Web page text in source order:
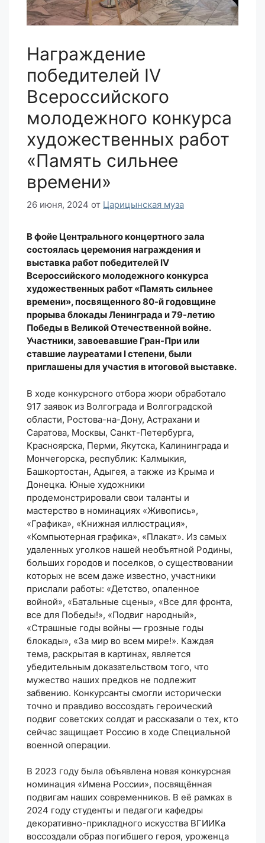
Награждение
победителей IV
Всероссийского
молодежного конкурса
художественных работ
«Память сильнее
времени»
26 июня, 2024 от Царицынская муза
В фойе Центрального концертного зала
состоялась церемония награждения и
выставка работ победителей IV
Всероссийского молодежного конкурса
художественных работ «Память сильнее
времени», посвященного 80-й годовщине
прорыва блокады Ленинграда и 79-летию
Победы в Великой Отечественной войне.
Участники, завоевавшие Гран-При или
ставшие лауреатами I степени, были
приглашены для участия в итоговой выставке.
В ходе конкурсного отбора жюри обработало
917 заявок из Волгограда и Волгоградской
области, Ростова-на-Дону, Астрахани и
Саратова, Москвы, Санкт-Петербурга,
Красноярска, Перми, Якутска, Калининграда и
Мончегорска, республик: Калмыкия,
Башкортостан, Адыгея, а также из Крыма и
Донецка. Юные художники
продемонстрировали свои таланты и
мастерство в номинациях «Живопись»,
«Графика», «Книжная иллюстрация»,
«Компьютерная графика», «Плакат». Из самых
удаленных уголков нашей необъятной Родины,
больших городов и поселков, о существовании
которых не всем даже известно, участники
прислали работы: «Детство, опаленное
войной», «Батальные сцены», «Все для фронта,
все для Победы!», «Подвиг народный»,
«Страшные годы войны — грозные годы
блокады», «За мир во всем мире!». Каждая
тема, раскрытая в картинах, является
убедительным доказательством того, что
мужество наших предков не подлежит
забвению. Конкурсанты смогли исторически
точно и правдиво воссоздать героический
подвиг советских солдат и рассказали о тех, кто
сейчас защищает Россию в ходе Специальной
военной операции.
В 2023 году была объявлена новая конкурсная
номинация «Имена России», посвящённая
подвигам наших современников. В её рамках в
2024 году студенты и педагоги кафедры
декоративно-прикладного искусства ВГИИКа
воссоздали образ погибшего героя, уроженца